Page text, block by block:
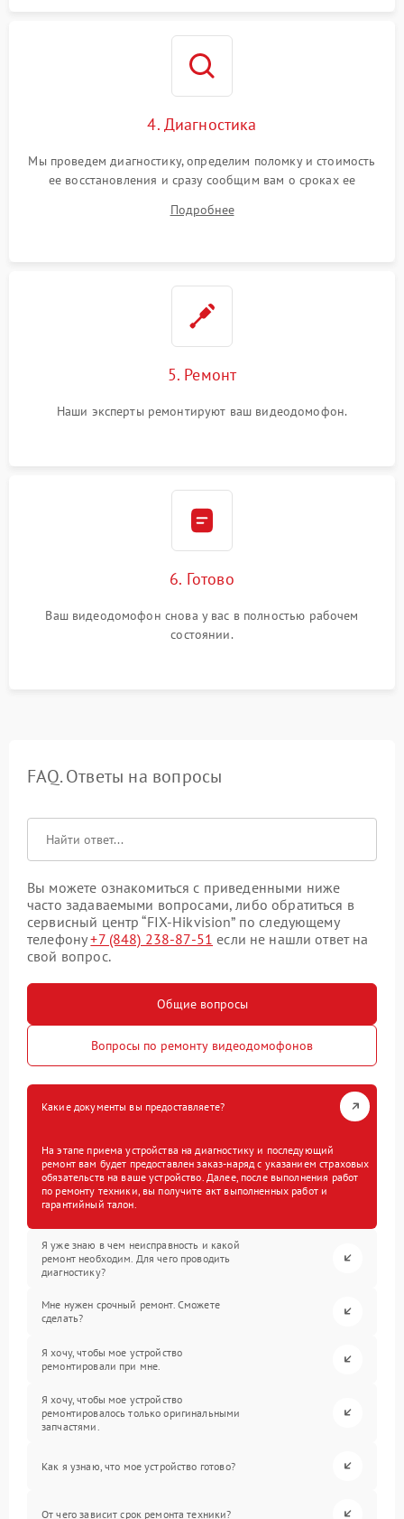
4. Диагностика
Мы проведем диагностику, определим поломку и стоимость
ее восстановления и сразу сообщим вам о сроках ее
Подробнее
5. Ремонт
Наши эксперты ремонтируют ваш видеодомофон.
6. Готово
Ваш видеодомофон снова у вас в полностью рабочем
состоянии.
FAQ. Ответы на вопросы
Вы можете ознакомиться с приведенными ниже
часто задаваемыми вопросами, либо обратиться в
сервисный центр “FIX-Hikvision” по следующему
телефону+7 (848) 238-87-51 если не нашли ответ на
свой вопрос.
Общие вопросы
Вопросы по ремонту видеодомофонов
Какие документы вы предоставляете?
На этапе приема устройства на диагностику и последующий
ремонт вам будет предоставлен заказ-наряд с указанием страховых
обязательств на ваше устройство. Далее, после выполнения работ
по ремонту техники, вы получите акт выполненных работ и
гарантийный талон.
Я уже знаю в чем неисправность и какой
ремонт необходим. Для чего проводить
диагностику?
Мне нужен срочный ремонт. Сможете
сделать?
Я хочу, чтобы мое устройство
ремонтировали при мне.
Я хочу, чтобы мое устройство
ремонтировалось только оригинальными
запчастями.
Как я узнаю, что мое устройство готово?
От чего зависит срок ремонта техники?